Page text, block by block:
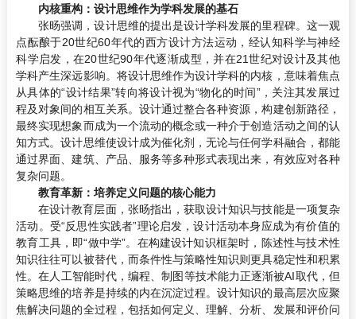
内核重构：设计思维作为学科发展的基石
张旸强调，设计思维的提出是设计学科发展的里程碑。这一观
点酝酿于20世纪60年代的西方设计方法运动，经认知科学与神经
科学启发，在20世纪90年代逐渐成型，并在21世纪对设计及其他
学科产生深远影响。将设计思维作为设计学科的内核，意味着焦点
从具体的“设计结果”转向将设计视为“物化的时间”，关注其发展过
程及对象间的相互关系。设计通过整合各种资源，构建创新路径，
最终实现想象而成为一个流动的概念或一种介于创造活动之间的认
知方式。设计思维使设计成为催化剂，无论与任何学科融合，都能
通过界面、建筑、产品、服务等多种形式表现出来，有效应对各种
复杂问题。
教育革新：培养定义问题的核心能力
在设计教育层面，张旸指出，获取设计知识与技能是一项复杂
活动。受“反思性实践者”理论启发，设计活动本身应成为有价值的
教育工具，即“做中学”。在构建设计知识框架时，陈述性与技术性
知识往往可以被替代，而条件性与策略性知识则更具稳定性和积累
性。在人工智能时代，编程、制图等技术能力正逐渐被AI取代，但
策略思维的培养是持续的内在沉淀过程。设计知识的最高层次应聚
焦解决问题的全过程，包括如何定义、理解、分析、发展和评价问